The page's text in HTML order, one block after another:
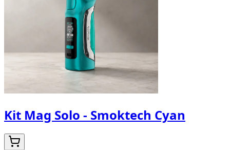
Kit Mag Solo - Smoktech Cyan